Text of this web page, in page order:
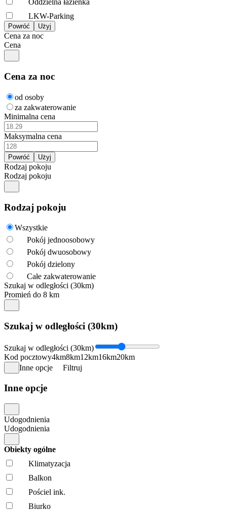
Oddzielna łazienka
LKW-Parking
Cena za noc
Cena
Cena za noc
od osoby
za zakwaterowanie
Minimalna cena
Maksymalna cena
Rodzaj pokoju
Rodzaj pokoju
Rodzaj pokoju
Wszystkie
Pokój jednoosobowy
Pokój dwuosobowy
Pokój dzielony
Całe zakwaterowanie
Szukaj w odległości (30km)
Promień do 8 km
Szukaj w odległości (30km)
Szukaj w odległości (30km)
Kod pocztowy4km8km12km16km20km
Inne opcje
Filtruj
Inne opcje
Udogodnienia
Udogodnienia
Obiekty ogólne
Klimatyzacja
Balkon
Pościel ink.
Biurko